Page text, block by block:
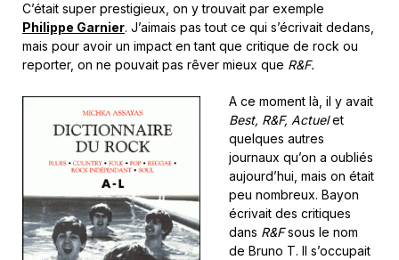
C’était super prestigieux, on y trouvait par exemple
Philippe Garnier. J’aimais pas tout ce qui s’écrivait dedans,
mais pour avoir un impact en tant que critique de rock ou
reporter, on ne pouvait pas rêver mieux que R&F.
A ce moment là, il y avait
Best, R&F, Actuelet
quelques autres
journaux qu’on a oubliés
aujourd’hui, mais on était
peu nombreux. Bayon
écrivait des critiques
dans R&Fsous le nom
de Bruno T. Il s’occupait